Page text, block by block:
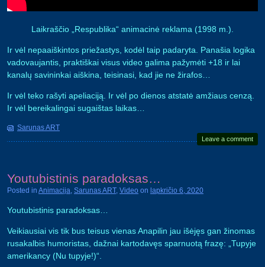
Laikraščio „Respublika“ animacinė reklama (1998 m.).
Ir vėl nepaaiškintos priežastys, kodėl taip padaryta. Panašia logika
vadovaujantis, praktiškai visus video galima pažymėti +18 ir lai
kanalų savininkai aiškina, teisinasi, kad jie ne žirafos…
Ir vėl teko rašyti apeliaciją. Ir vėl po dienos atstatė amžiaus cenzą.
Ir vėl bereikalingai sugaištas laikas…
Sarunas ART
Leave a comment
Youtubistinis paradoksas…
Posted in Animacija, Sarunas ART, Video on lapkričio 6, 2020
Youtubistinis paradoksas…
Veikiausiai vis tik bus teisus vienas Anapilin jau išėjęs gan žinomas
rusakalbis humoristas, dažnai kartodavęs sparnuotą frazę: „Tupyje
amerikancy (Nu tupyje!)“.